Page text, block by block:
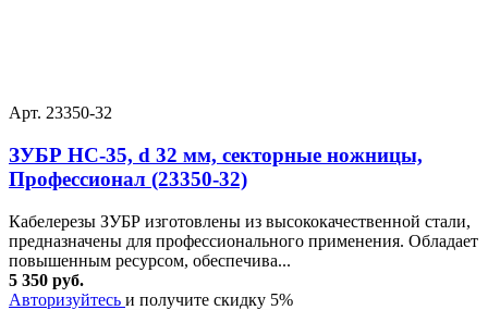
Арт. 23350-32
ЗУБР НС-35, d 32 мм, секторные ножницы,
Профессионал (23350-32)
Кабелерезы ЗУБР изготовлены из высококачественной стали,
предназначены для профессионального применения. Обладает
повышенным ресурсом, обеспечива...
5 350 руб.
Авторизуйтесь и получите скидку 5%